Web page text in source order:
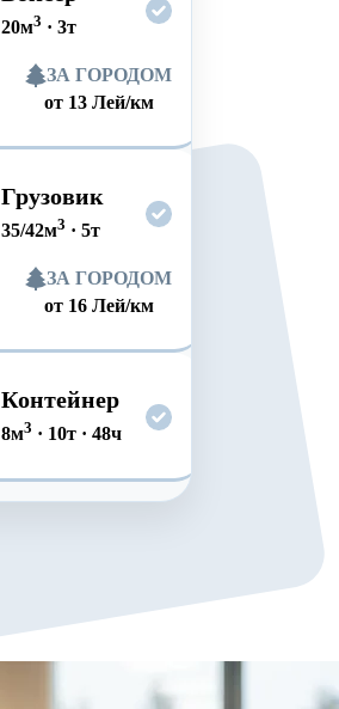
20м3 · 3т
ЗА ГОРОДОМ
от 13 Лей/км
Грузовик
35/42м3 · 5т
ЗА ГОРОДОМ
от 16 Лей/км
Контейнер
8м3 · 10т· 48ч